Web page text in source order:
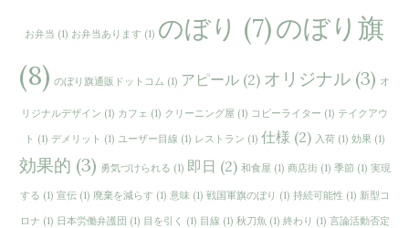
の
り
旗
で
広
お弁当 (1) お弁当あります (1) のぼり (7)のぼり旗
(8) のぼり旗通販ドットコム (1) アピール (2) オリジナル (3) オ
リジナルデザイン (1) カフェ (1) クリーニング屋 (1) コピーライター (1) テイクアウ
ト (1) デメリット (1) ユーザー目線 (1) レストラン (1) 仕様 (2) 入荷 (1) 効果 (1)
効果的 (3) 勇気づけられる (1) 即日 (2) 和食屋 (1) 商店街 (1) 季節 (1) 実現
する (1) 宣伝(1) 廃棄を減らす (1) 意味 (1) 戦国軍旗のぼり (1) 持続可能性 (1) 新型コ
ロナ (1) 日本労働弁護団 (1) 目を引く (1) 目線 (1) 秋刀魚 (1) 終わり (1) 言論活動否定